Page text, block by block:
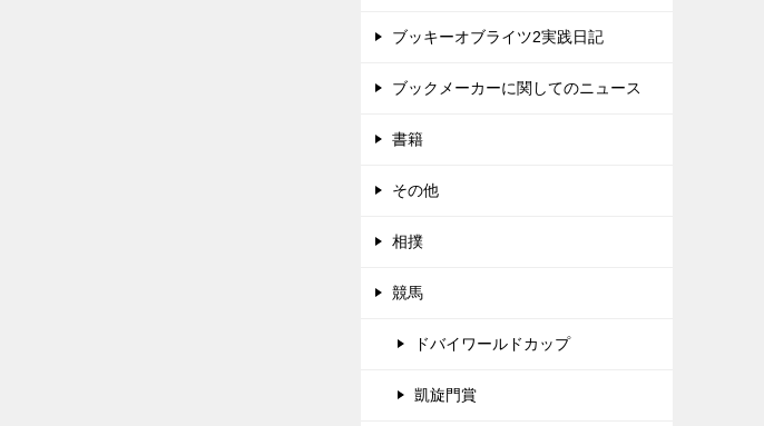
ブッキーオブライツ2実践日記
ブックメーカーに関してのニュース
書籍
その他
相撲
競馬
ドバイワールドカップ
凱旋門賞